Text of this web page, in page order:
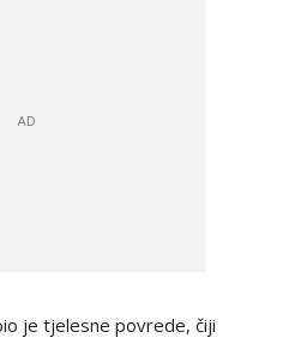
je tjelesne povrede, čiji